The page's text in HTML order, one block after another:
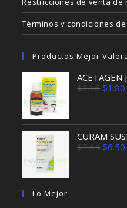
Términos y condiciones
Productos Mejor
$2.16El
$2.16.
$1.80
CURAM
$7.64El
$6.50
Lo Mejor